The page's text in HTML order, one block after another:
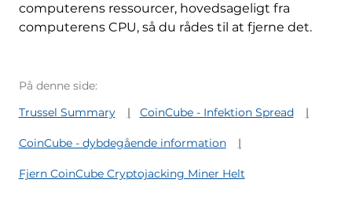
computerens ressourcer, hovedsageligt fra
computerens CPU, så du rådes til at fjerne det.
På denne side:
Trussel Summary
CoinCube - Infektion Spread
CoinCube - dybdegående information
Fjern CoinCube Cryptojacking Miner Helt